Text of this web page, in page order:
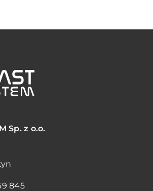
Sp. z o.o.
845